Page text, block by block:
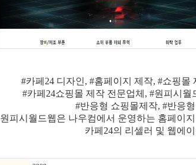
#카페24 디자인, #홈페이지 제작, #쇼핑몰
#카페24쇼핑몰 제작 전문업체, #원피시
#반응형 쇼핑몰제작, #반응
원피시월드웹은 나우컴에서 운영하는 홈페이
카페24의 리셀러 및 웹에